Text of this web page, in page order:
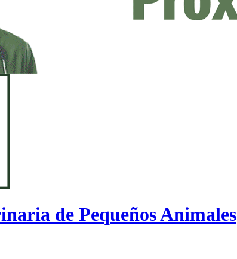
de Pequeños Animales